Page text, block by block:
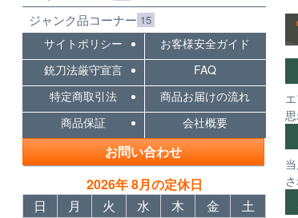
ジャンク品コーナー 15
サイトポリシー
お客様安全ガイド
銃刀法厳守宣言
FAQ
特定商取引法
商品お届けの流れ
商品保証
会社概要
お問い合わせ
2026年 8月の定休日
日
月 火 水 木 金
土